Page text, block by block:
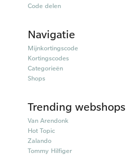
Code delen
Navigatie
Mijnkortingscode
Kortingscodes
Categorieën
Shops
Trending webshops
Van Arendonk
Hot Topic
Zalando
Tommy Hilfiger